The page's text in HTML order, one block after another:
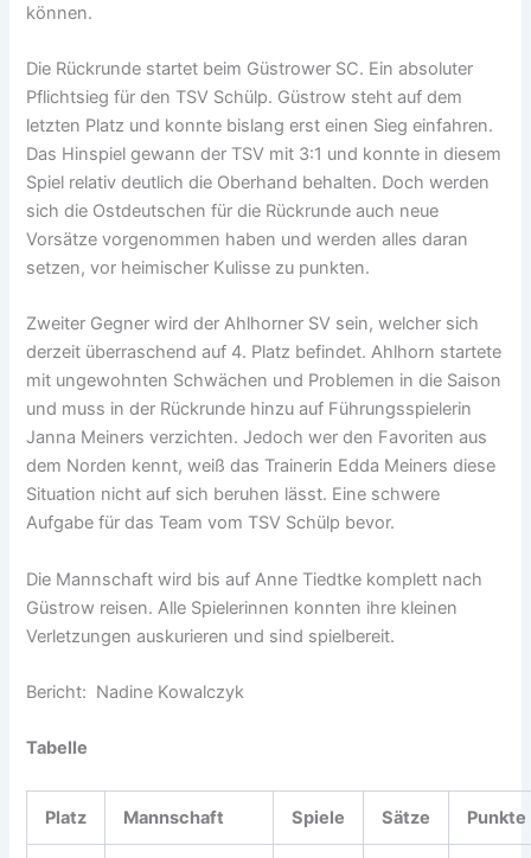
können.
Die Rückrunde startet beim Güstrower SC. Ein absoluter
Pflichtsieg für den TSV Schülp. Güstrow steht auf dem
letzten Platz und konnte bislang erst einen Sieg einfahren.
Das Hinspiel gewann der TSV mit 3:1 und konnte in diesem
Spiel relativ deutlich die Oberhand behalten. Doch werden
sich die Ostdeutschen für die Rückrunde auch neue
Vorsätze vorgenommen haben und werden alles daran
setzen, vor heimischer Kulisse zu punkten.
Zweiter Gegner wird der Ahlhorner SV sein, welcher sich
derzeit überraschend auf 4. Platz befindet. Ahlhorn startete
mit ungewohnten Schwächen und Problemen in die Saison
und muss in der Rückrunde hinzu auf Führungsspielerin
Janna Meiners verzichten. Jedoch wer den Favoriten aus
dem Norden kennt, weiß das Trainerin Edda Meiners diese
Situation nicht auf sich beruhen lässt. Eine schwere
Aufgabe für das Team vom TSV Schülp bevor.
Die Mannschaft wird bis auf Anne Tiedtke komplett nach
Güstrow reisen. Alle Spielerinnen konnten ihre kleinen
Verletzungen auskurieren und sind spielbereit.
Bericht: Nadine Kowalczyk
Tabelle
Platz Mannschaft Spiele Sätze Punkte